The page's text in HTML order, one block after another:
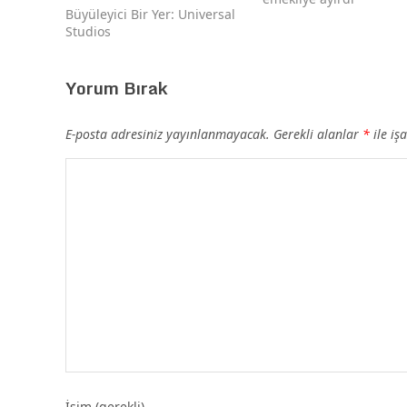
Büyüleyici Bir Yer: Universal
Studios
Yorum Bırak
E-posta adresiniz yayınlanmayacak. Gerekli alanlar * ile